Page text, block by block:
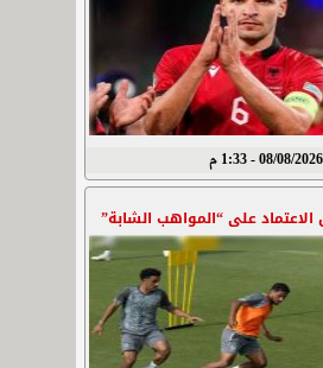
08/08/2026 - 1:33 م
على “المواهب الشابة”